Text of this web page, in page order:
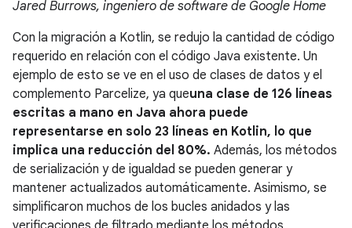
Jared Burrows, ingeniero de software de Google Home
Con la migración a Kotlin, se redujo la cantidad de código
requerido en relación con el código Java existente. Un
ejemplo de esto se ve en el uso de clases de datos y el
complemento Parcelize, ya queuna clase de 126 líneas
escritas a mano en Java ahora puede
representarse en solo 23 líneas en Kotlin, lo que
implica una reducción del 80%. Además, los métodos
de serialización y de igualdad se pueden generar y
mantener actualizados automáticamente. Asimismo, se
simplificaron muchos de los bucles anidados y las